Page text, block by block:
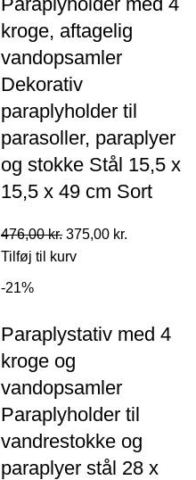
kroge, aftagelig
vandopsamler
Dekorativ
paraplyholder til
parasoller, paraplyer
og stokke Stål 15,5 x
15,5 x 49 cm Sort
476,00kr. Den
oprindelige
375,00 kr.
Tilføj til kurv
-21%
Paraplystativ med 4
kroge og
vandopsamler
Paraplyholder til
vandrestokke og
paraplyer stål 28 x